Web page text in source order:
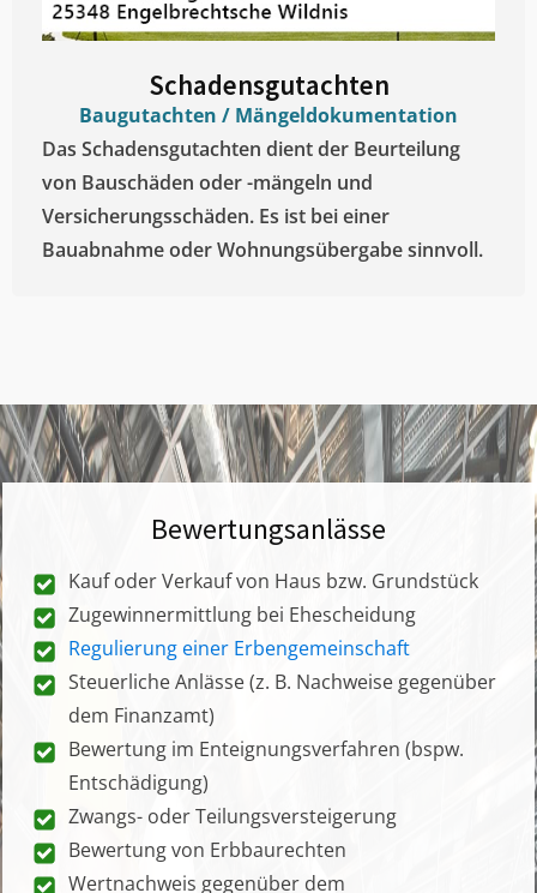
Schadensgutachten
Baugutachten / Mängeldokumentation
Das Schadensgutachten dient der Beurteilung
von Bauschäden oder -mängeln und
Versicherungsschäden. Es ist bei einer
Bauabnahme oder Wohnungsübergabe sinnvoll.
Bewertungsanlässe
Kauf oder Verkauf von Haus bzw. Grundstück
Zugewinnermittlung bei Ehescheidung
Regulierung einer Erbengemeinschaft
Steuerliche Anlässe (z. B. Nachweise gegenüber
dem Finanzamt)
Bewertung im Enteignungsverfahren (bspw.
Entschädigung)
Zwangs- oder Teilungsversteigerung
Bewertung von Erbbaurechten
Wertnachweis gegenüber dem